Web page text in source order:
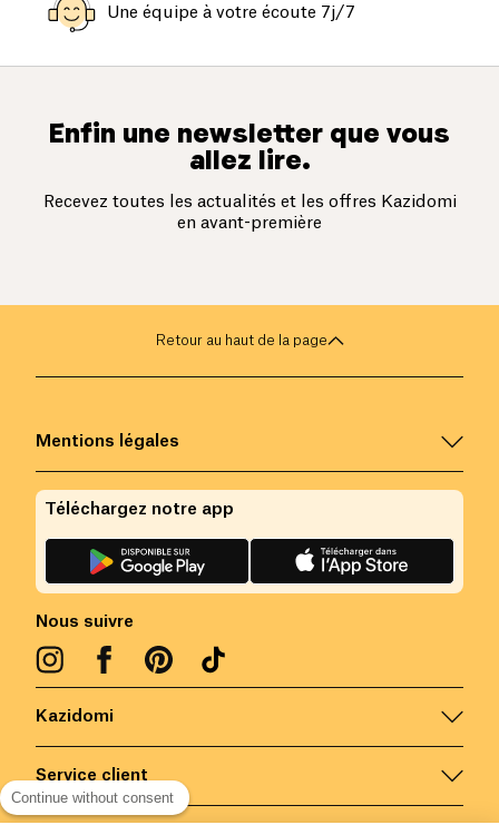
Une équipe à votre écoute 7j/7
Enfin une newsletter que vous
allez lire.
Recevez toutes les actualités et les offres Kazidomi
en avant-première
Retour au haut de la page
Kazidomi
Service client
Mentions légales
Nous suivre
Téléchargez notre app
Continue without consent